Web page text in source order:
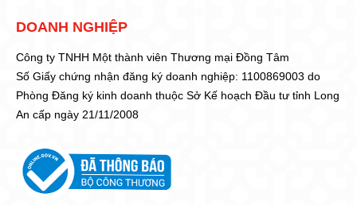
DOANH NGHIỆP
Công ty TNHH Một thành viên Thương mại Đồng Tâm
Số Giấy chứng nhận đăng ký doanh nghiệp: 1100869003 do
Phòng Đăng ký kinh doanh thuộc Sở Kế hoạch Đầu tư tỉnh Long
An cấp ngày 21/11/2008